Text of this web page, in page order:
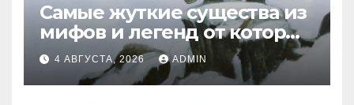
Самые жуткие существа из
мифов и легенд от которых
стынет кровь
4 АВГУСТА, 2026 ADMIN